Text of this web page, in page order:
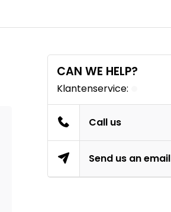
CAN WE HELP?
Klantenservice:
Call us
Send us an email